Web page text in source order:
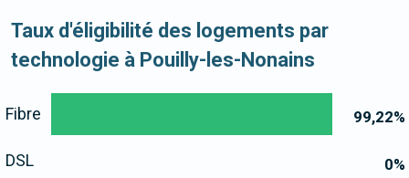
Taux d'éligibilité des logements par
technologie à Pouilly-les-Nonains
99,22%
0%
Fibre
DSL